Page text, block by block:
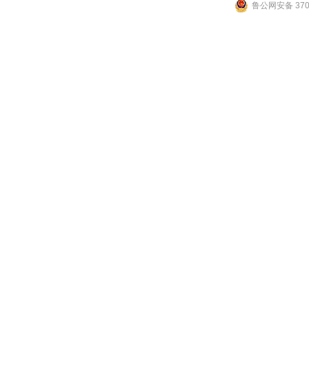
鲁公网安备